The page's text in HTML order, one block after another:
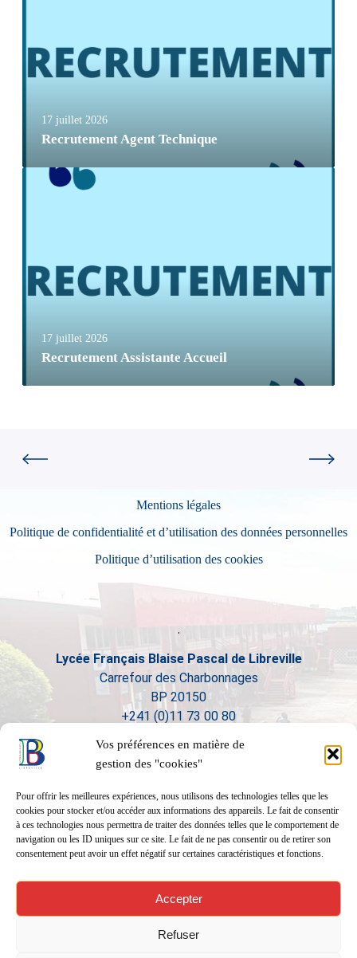
Vos préférences en matière de
gestion des "cookies"
Pour offrir les meilleures expériences, nous utilisons des technologies telles que les
cookies pour stocker et/ou accéder aux informations des appareils. Le fait de consentir
à ces technologies nous permettra de traiter des données telles que le comportement de
navigation ou les ID uniques sur ce site. Le fait de ne pas consentir ou de retirer son
consentement peut avoir un effet négatif sur certaines caractéristiques et fonctions.
Accepter
Refuser
17 juillet 2026
Recrutement Agent Technique
17 juillet 2026
Recrutement Assistante Accueil
Mentions légales
Politique de confidentialité et d’utilisation des données personnelles
Politique d’utilisation des cookies
Lycée Français Blaise Pascal de Libreville
Carrefour des Charbonnages
BP 20150
+241 (0)11 73 00 80